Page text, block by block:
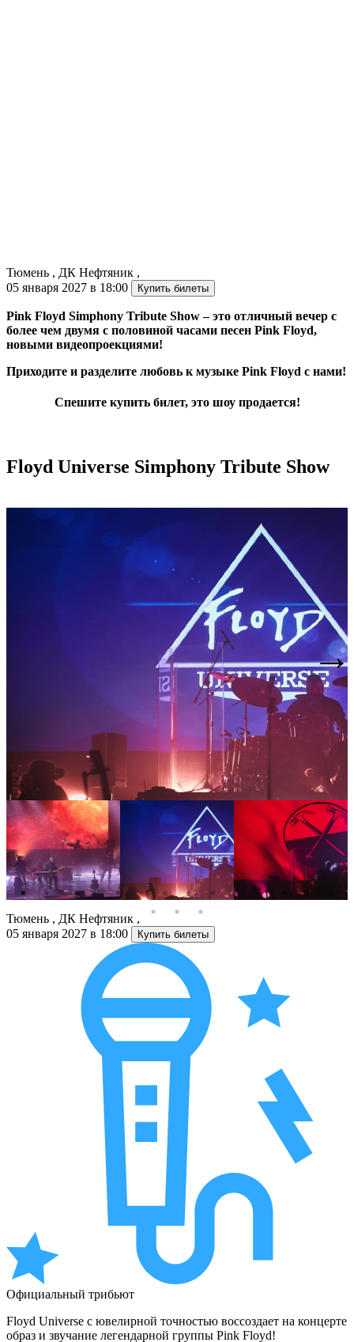
Тюмень , ДК Нефтяник ,
05 января 2027 в 18:00
Купить билеты
Pink Floyd Simphony Tribute Show – это отличный вечер с
более чем двумя с половиной часами песен Pink Floyd,
новыми видеопроекциями!
Приходите и разделите любовь к музыке Pink Floyd с нами!
Спешите купить билет, это шоу продается!
Floyd Universe Simphony Tribute Show
Тюмень , ДК Нефтяник ,
05 января 2027 в 18:00
Купить билеты
Официальный трибьют
Floyd Universe с ювелирной точностью воссоздает на концерте
образ и звучание легендарной группы Pink Floyd!